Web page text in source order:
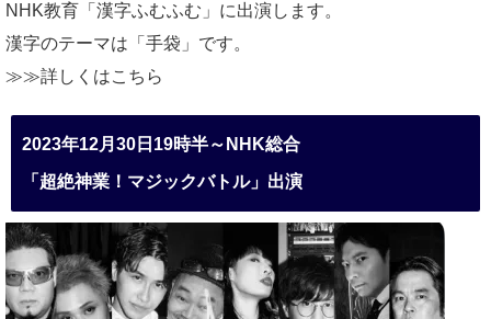
NHK教育「漢字ふむふむ」に出演します。
漢字のテーマは「手袋」です。
≫≫詳しくはこちら
2023年12月30日19時半～NHK総合
「超絶神業！マジックバトル」出演